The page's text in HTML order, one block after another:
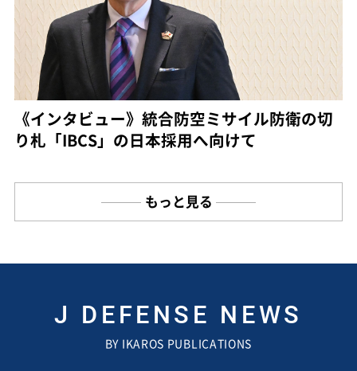
《インタビュー》統合防空ミサイル防衛の切
り札「IBCS」の日本採用へ向けて
もっと見る
J DEFENSE NEWS
BY IKAROS PUBLICATIONS